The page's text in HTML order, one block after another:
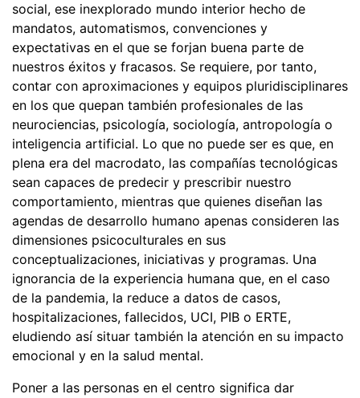
social, ese inexplorado mundo interior hecho de
mandatos, automatismos, convenciones y
expectativas en el que se forjan buena parte de
nuestros éxitos y fracasos. Se requiere, por tanto,
contar con aproximaciones y equipos pluridisciplinares
en los que quepan también profesionales de las
neurociencias, psicología, sociología, antropología o
inteligencia artificial. Lo que no puede ser es que, en
plena era del macrodato, las compañías tecnológicas
sean capaces de predecir y prescribir nuestro
comportamiento, mientras que quienes diseñan las
agendas de desarrollo humano apenas consideren las
dimensiones psicoculturales en sus
conceptualizaciones, iniciativas y programas. Una
ignorancia de la experiencia humana que, en el caso
de la pandemia, la reduce a datos de casos,
hospitalizaciones, fallecidos, UCI, PIB o ERTE,
eludiendo así situar también la atención en su impacto
emocional y en la salud mental.
Poner a las personas en el centro significa dar